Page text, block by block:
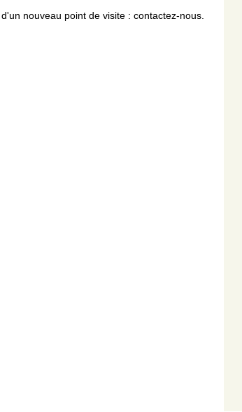
nouveau point de visite : contactez-nous.